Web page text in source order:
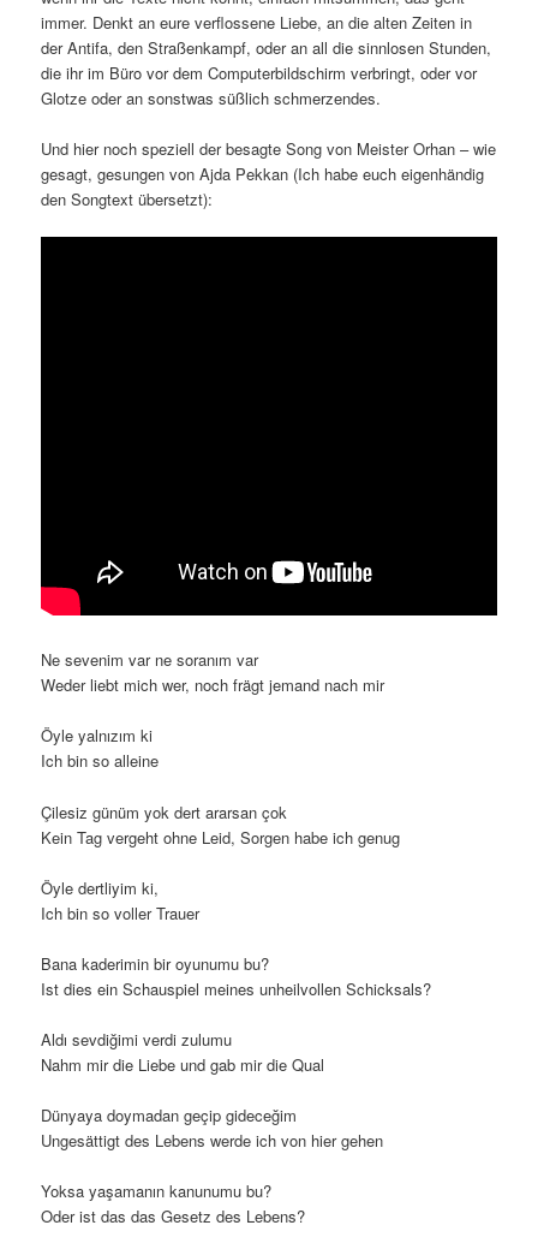
immer. Denkt an eure verflossene Liebe, an die alten Zeiten in
der Antifa, den Straßenkampf, oder an all die sinnlosen Stunden,
die ihr im Büro vor dem Computerbildschirm verbringt, oder vor
Glotze oder an sonstwas süßlich schmerzendes.
Und hier noch speziell der besagte Song von Meister Orhan – wie
gesagt, gesungen von Ajda Pekkan (Ich habe euch eigenhändig
den Songtext übersetzt):
Ne sevenim var ne soranım var
Weder liebt mich wer, noch frägt jemand nach mir
Öyle yalnızım ki
Ich bin so alleine
Çilesiz günüm yok dert ararsan çok
Kein Tag vergeht ohne Leid, Sorgen habe ich genug
Öyle dertliyim ki,
Ich bin so voller Trauer
Bana kaderimin bir oyunumu bu?
Ist dies ein Schauspiel meines unheilvollen Schicksals?
Aldı sevdiğimi verdi zulumu
Nahm mir die Liebe und gab mir die Qual
Dünyaya doymadan geçip gideceğim
Ungesättigt des Lebens werde ich von hier gehen
Yoksa yaşamanın kanunumu bu?
Oder ist das das Gesetz des Lebens?